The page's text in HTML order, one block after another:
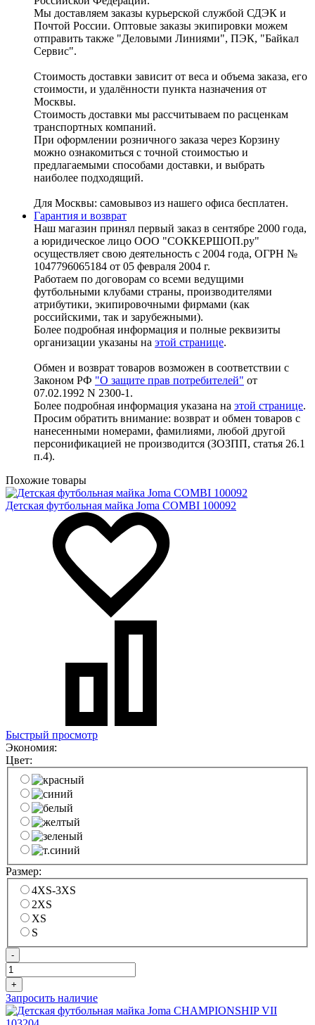
Мы доставляем заказы курьерской службой СДЭК и
Почтой России. Оптовые заказы экипировки можем
отправить также "Деловыми Линиями", ПЭК, "Байкал
Сервис".
Стоимость доставки зависит от веса и объема заказа, его
стоимости, и удалённости пункта назначения от
Москвы.
Стоимость доставки мы рассчитываем по расценкам
транспортных компаний.
При оформлении розничного заказа через Корзину
можно ознакомиться с точной стоимостью и
предлагаемыми способами доставки, и выбрать
наиболее подходящий.
Для Москвы: самовывоз из нашего офиса бесплатен.
Гарантия и возврат
Наш магазин принял первый заказ в сентябре 2000 года,
а юридическое лицо ООО "СОККЕРШОП.ру"
осуществляет свою деятельность с 2004 года, ОГРН №
1047796065184 от 05 февраля 2004 г.
Работаем по договорам со всеми ведущими
футбольными клубами страны, производителями
атрибутики, экипировочными фирмами (как
российскими, так и зарубежными).
Более подробная информация и полные реквизиты
организации указаны на этой странице.
Обмен и возврат товаров возможен в соответствии с
Законом РФ "О защите прав потребителей" от
07.02.1992 N 2300-1.
Более подробная информация указана на этой странице.
Просим обратить внимание: возврат и обмен товаров с
нанесенными номерами, фамилиями, любой другой
персонификацией не производится (ЗОЗПП, статья 26.1
п.4).
Похожие товары
Детская футбольная майка Joma COMBI 100092
Быстрый просмотр
Экономия:
Цвет:
Размер:
4XS-3XS
2XS
XS
S
-
+
Запросить наличие